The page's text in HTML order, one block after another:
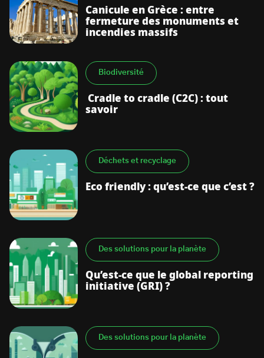
Canicule en Grèce : entre
fermeture des monuments et
incendies massifs
Biodiversité
Cradle to cradle (C2C) : tout
savoir
Déchets et recyclage
Eco friendly : qu’est-ce que c’est ?
Des solutions pour la planète
Qu’est-ce que le global reporting
initiative (GRI) ?
Des solutions pour la planète